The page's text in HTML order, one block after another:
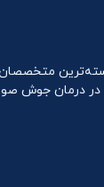
در درمان جوش